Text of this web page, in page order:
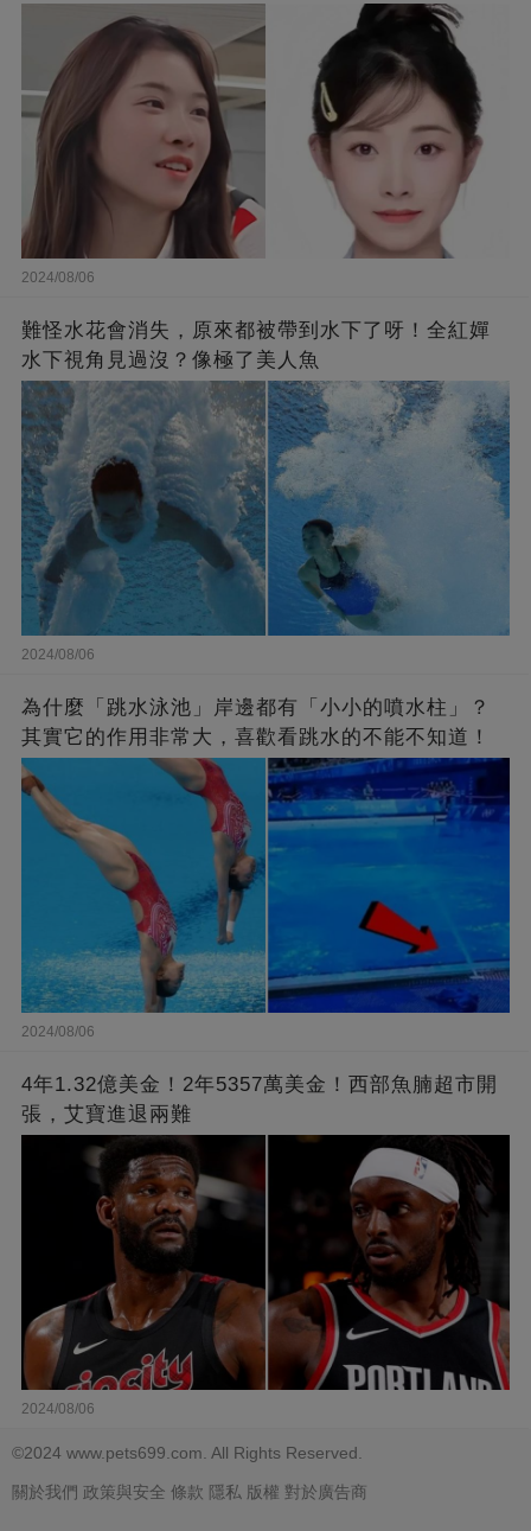
2024/08/06
難怪水花會消失，原來都被帶到水下了呀！全紅嬋
水下視角見過沒？像極了美人魚
2024/08/06
為什麼「跳水泳池」岸邊都有「小小的噴水柱」？
其實它的作用非常大，喜歡看跳水的不能不知道！
2024/08/06
4年1.32億美金！2年5357萬美金！西部魚腩超市開
張，艾寶進退兩難
2024/08/06
©2024 www.pets699.com. All Rights Reserved.
關於我們 政策與安全 條款 隱私 版權 對於廣告商